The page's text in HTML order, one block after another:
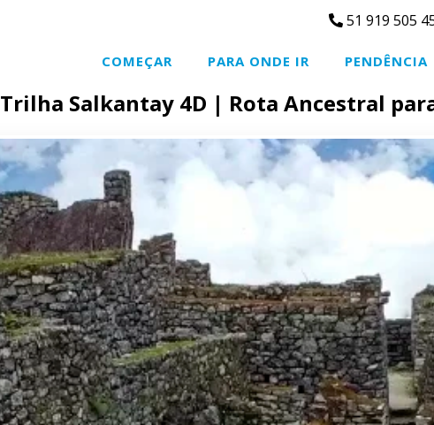
51 919 505
COMEÇAR PARA ONDE IR PENDÊNCIA
Trilha Salkantay 4D | Rota Ancestral